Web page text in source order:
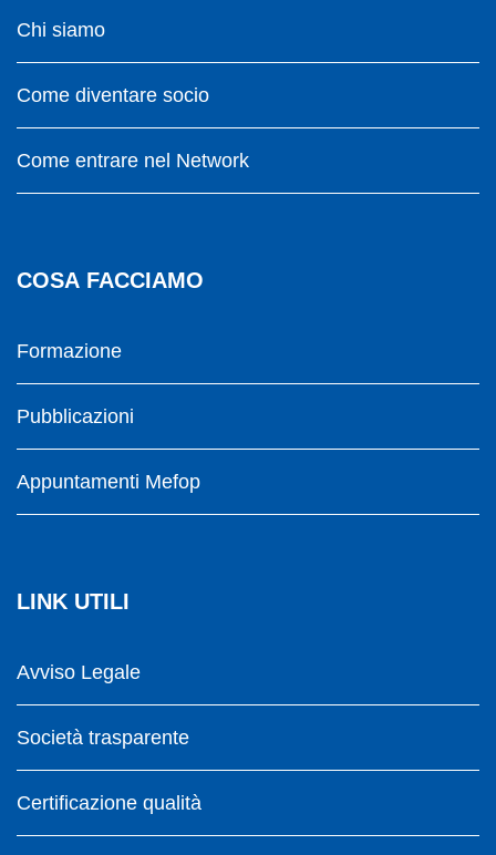
Chi siamo
Come diventare socio
Come entrare nel Network
COSA FACCIAMO
Formazione
Pubblicazioni
Appuntamenti Mefop
LINK UTILI
Avviso Legale
Società trasparente
Certificazione qualità